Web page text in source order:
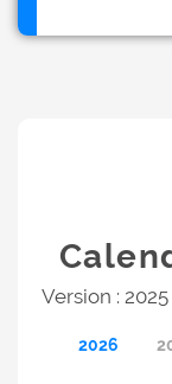
Version :
2026